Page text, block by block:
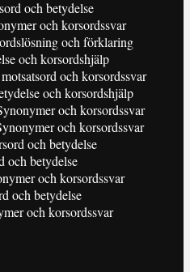
och betydelse
och korsordssvar
och förklaring
och korsordshjälp
och korsordssvar
och korsordshjälp
och korsordssvar
och korsordssvar
och betydelse
och betydelse
och korsordssvar
och betydelse
och korsordssvar